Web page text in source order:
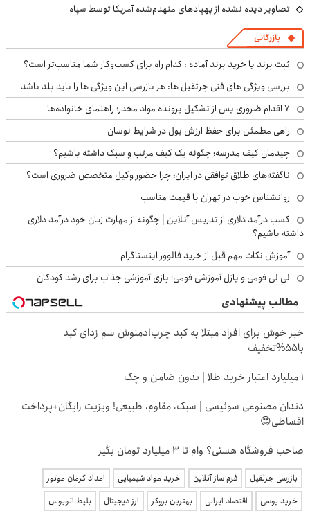
تصاویر دیده نشده از پهپادهای منهدم‌شده آمریکا توسط سپاه
بازرگانی
ثبت برند یا خرید برند آماده : کدام راه برای کسب‌وکار شما مناسب‌تر است؟
بررسی ویژگی های فنی جرثقیل ها: هر بازرسی این ویژگی ها را باید بلد باشد
۷ اقدام ضروری پس از تشکیل پرونده مواد مخدر؛ راهنمای خانواده‌ها
راهی مطمئن برای حفظ ارزش پول در شرایط نوسان
چیدمان کیف مدرسه؛ چگونه یک کیف مرتب و سبک داشته باشیم؟
ناگفته‌های طلاق توافقی در ایران؛ چرا حضور وکیل متخصص ضروری است؟
روانشناس خوب در تهران با قیمت مناسب
کسب درآمد دلاری از تدریس آنلاین | چگونه از مهارت زبان خود درآمد دلاری
داشته باشیم؟
آموزش نکات مهم قبل از خرید فالوور اینستاگرام
لی لی فومی و پازل آموزشی فومی؛ بازی آموزشی جذاب برای رشد کودکان
مطالب پیشنهادی
خبر خوش برای افراد مبتلا به کبد چرب!دمنوش سم زدای کبد
با55%تخفیف
۱ میلیارد اعتبار خرید طلا | بدون ضامن و چک
دندان مصنوعی سوئیسی | سبک، مقاوم، طبیعی! ویزیت رایگان+پرداخت
اقساطی😍
صاحب فروشگاه هستی؟ وام تا ۳ میلیارد تومان بگیر
بازرسی جرثقیل فرم ساز آنلاین خرید مواد شیمیایی
امداد کرمان موتور
خرید یوسی
اقتصاد ایرانی بهترین بروکر ارز دیجیتال بلیط اتوبوس